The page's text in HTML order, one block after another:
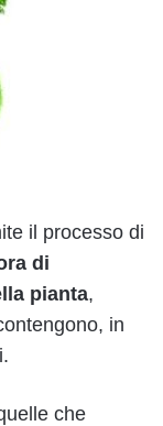
il processo di
di
pianta,
in
che